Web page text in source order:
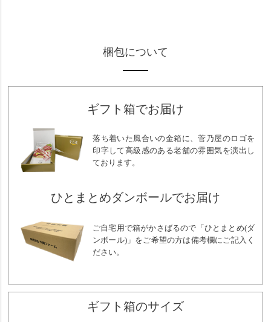
梱包について
ギフト箱でお届け
落ち着いた風合いの金箱に、菅乃屋のロゴを
印字して高級感のある老舗の雰囲気を演出し
ております。
ひとまとめダンボールでお届け
ご自宅用で箱がかさばるので「ひとまとめ(ダ
ンボール)」をご希望の方は備考欄にご記入く
ださい。
ギフト箱のサイズ